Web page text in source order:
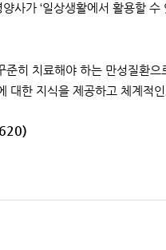
사가 ‘일상생활에서 활용할
준히 치료해야 하는 만성질환
대한 지식을 제공하고 체계적